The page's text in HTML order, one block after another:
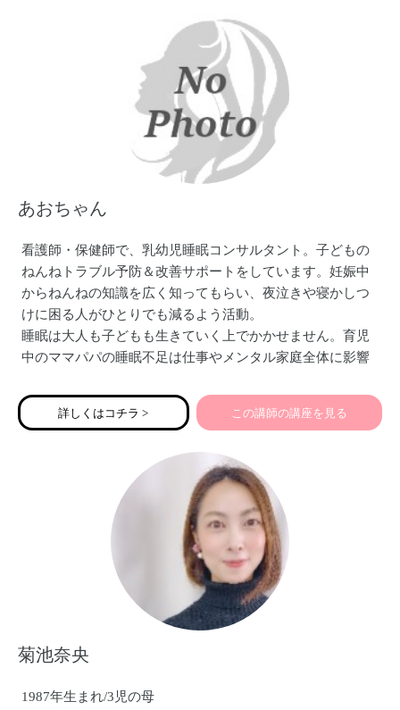
あおちゃん
看護師・保健師で、乳幼児睡眠コンサルタント。子どもの
ねんねトラブル予防＆改善サポートをしています。妊娠中
からねんねの知識を広く知ってもらい、夜泣きや寝かしつ
けに困る人がひとりでも減るよう活動。
睡眠は大人も子どもも生きていく上でかかせません。育児
中のママパパの睡眠不足は仕事やメンタル家庭全体に影響
め、子どものより良い将来のために良質な睡眠習慣を！
詳しくはコチラ > この講師の講座を見る
菊池奈央
1987年生まれ/3児の母